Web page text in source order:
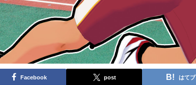
Facebook post はてブ